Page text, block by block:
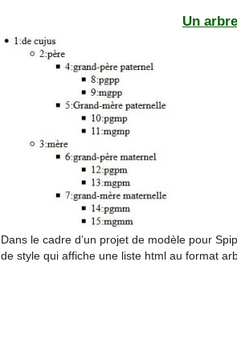
Un
Dans le cadre d’un projet de modèle pour
de style qui affiche une liste html au format